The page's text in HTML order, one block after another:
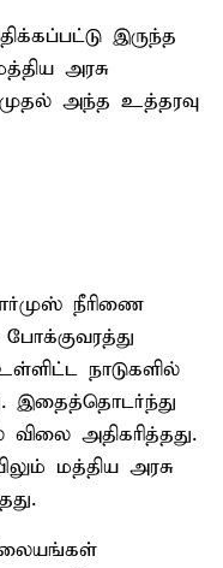
இருந்த
அரசு
அந்த உத்தரவு
நீரிணை
நாடுகளில்
இதைத்தொடர்ந்து
அதிகரித்தது.
மத்திய அரசு